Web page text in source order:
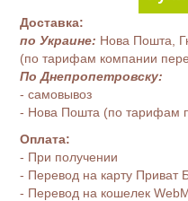
Доставка:
по Украине: Нова Пошта,
(по тарифам компании
По Днепропетровску:
- самовывоз
- Нова Пошта (по тарифам
Оплата:
- При получении
- Перевод на карту Приват
- Перевод на кошелек